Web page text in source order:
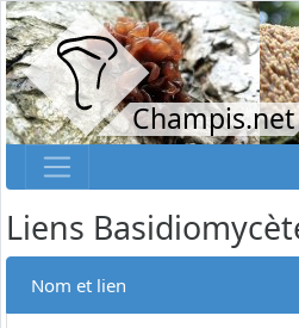
Champis.net
Liens
Nom et lien